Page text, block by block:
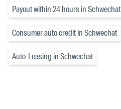
Payout within 24 hours in Schwechat
Consumer auto credit in Schwechat
Auto-Leasing in Schwechat